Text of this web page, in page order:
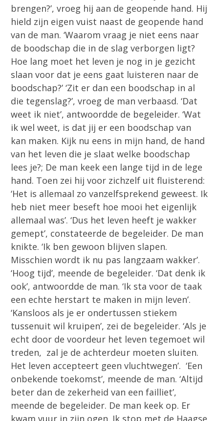
brengen?’, vroeg hij aan de geopende hand. Hij
hield zijn eigen vuist naast de geopende hand
van de man. ‘Waarom vraag je niet eens naar
de boodschap die in de slag verborgen ligt?
Hoe lang moet het leven je nog in je gezicht
slaan voor dat je eens gaat luisteren naar de
boodschap?’ ‘Zit er dan een boodschap in al
die tegenslag?’, vroeg de man verbaasd. ‘Dat
weet ik niet’, antwoordde de begeleider. ‘Wat
ik wel weet, is dat jij er een boodschap van
kan maken. Kijk nu eens in mijn hand, de hand
van het leven die je slaat welke boodschap
lees je?; De man keek een lange tijd in de lege
hand. Toen zei hij voor zichzelf uit fluisterend:
‘Het is allemaal zo vanzelfsprekend geweest. Ik
heb niet meer beseft hoe mooi het eigenlijk
allemaal was’. ‘Dus het leven heeft je wakker
gemept’, constateerde de begeleider. De man
knikte. ‘Ik ben gewoon blijven slapen.
Misschien wordt ik nu pas langzaam wakker’.
‘Hoog tijd’, meende de begeleider. ‘Dat denk ik
ook’, antwoordde de man. ‘Ik sta voor de taak
een echte herstart te maken in mijn leven’.
‘Kansloos als je er ondertussen stiekem
tussenuit wil kruipen’, zei de begeleider. ‘Als je
echt door de voordeur het leven tegemoet wil
treden, zal je de achterdeur moeten sluiten.
Het leven accepteert geen vluchtwegen’. ‘Een
onbekende toekomst’, meende de man. ‘Altijd
beter dan de zekerheid van een failliet’,
meende de begeleider. De man keek op. Er